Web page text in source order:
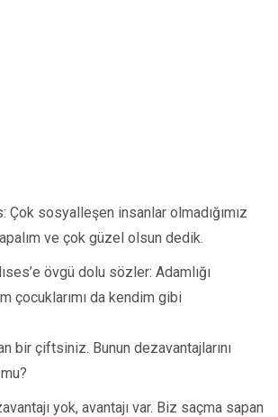
Çok sosyalleşen insanlar olmadığımız
ve çok güzel olsun dedik.
övgü dolu sözler: Adamlığı
çocuklarımı da kendim gibi
bir çiftsiniz. Bunun dezavantajlarını
yok, avantajı var. Biz saçma sapan